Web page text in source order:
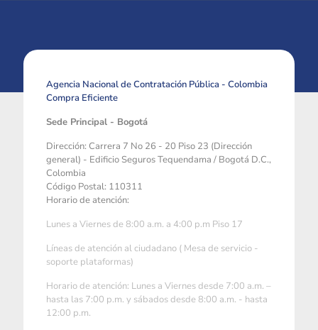
Agencia Nacional de Contratación Pública - Colombia
Compra Eficiente
Sede Principal - Bogotá
Dirección: Carrera 7 No 26 - 20 Piso 23 (Dirección
general) - Edificio Seguros Tequendama / Bogotá D.C.,
Colombia
Código Postal: 110311
Horario de atención:
Lunes a Viernes de 8:00 a.m. a 4:00 p.m Piso 17
Líneas de atención al ciudadano ( Mesa de servicio -
soporte plataformas)
Horario de atención: Lunes a Viernes desde 7:00 a.m. –
hasta las 7:00 p.m. y sábados desde 8:00 a.m. - hasta
12:00 p.m.